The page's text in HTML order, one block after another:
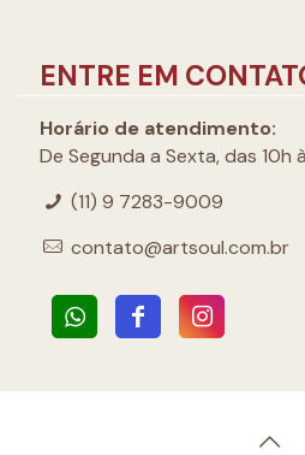
ENTRE EM
Horário de atendimento:
De Segunda a Sexta, das 10h
(11) 9 7283-9009
contato@artsoul.com.br